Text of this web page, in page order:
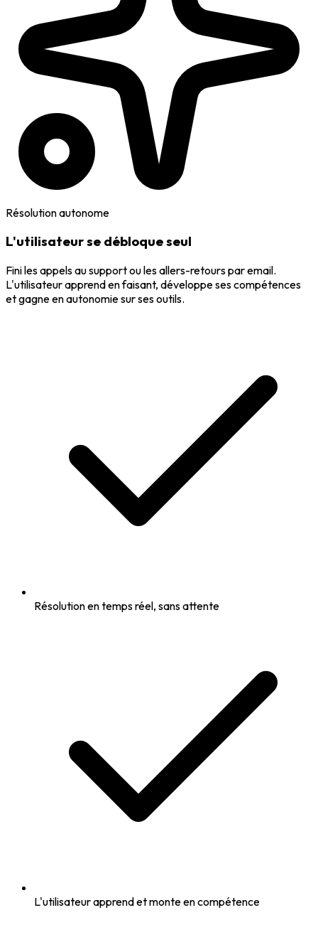
Résolution autonome
L'utilisateur se débloque seul
Fini les appels au support ou les allers-retours par email.
L'utilisateur apprend en faisant, développe ses compétences
et gagne en autonomie sur ses outils.
Résolution en temps réel, sans attente
L'utilisateur apprend et monte en compétence